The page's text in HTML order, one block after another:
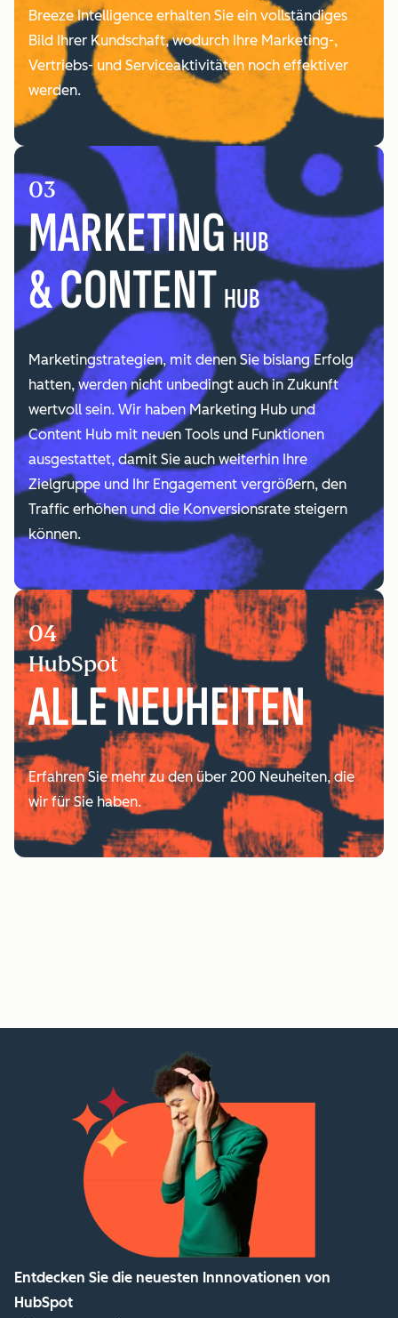
Breeze Intelligence erhalten Sie ein vollständiges
Bild Ihrer Kundschaft, wodurch Ihre Marketing-,
Vertriebs- und Serviceaktivitäten noch effektiver
werden.
03
MARKETINGHUB
& CONTENT HUB
Marketingstrategien, mit denen Sie bislang Erfolg
hatten, werden nicht unbedingt auch in Zukunft
wertvoll sein. Wir haben Marketing Hub und
Content Hub mit neuen Tools und Funktionen
ausgestattet, damit Sie auch weiterhin Ihre
Zielgruppe und Ihr Engagement vergrößern, den
Traffic erhöhen und die Konversionsrate steigern
können.
HubSpot
04
ALLE NEUHEITEN
Erfahren Sie mehr zu den über 200 Neuheiten, die
wir für Sie haben.
Entdecken Sie die neuesten Innnovationen von
HubSpot